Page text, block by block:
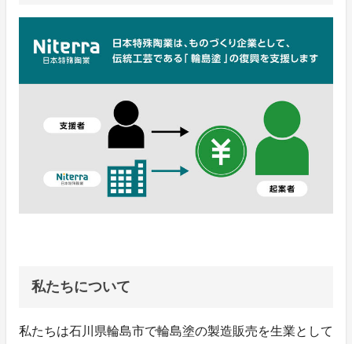
私たちについて
私たちは石川県輪島市で輪島塗の製造販売を生業として